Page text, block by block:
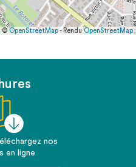
©OpenStreetMap- Rendu OpenStreetMap
nos
en ligne